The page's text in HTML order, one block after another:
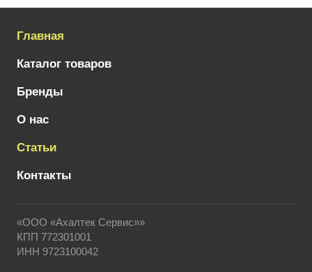
Главная
Каталог товаров
Бренды
О нас
Статьи
Контакты
«ООО «Ахалтек Сервис»»
КПП 772301001
ИНН 9723100042